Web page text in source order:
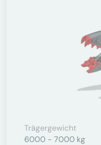
Trägergewicht
6000 - 7000 kg